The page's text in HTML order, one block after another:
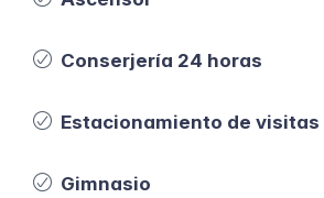
Conserjería 24 horas
Estacionamiento de visitas
Gimnasio